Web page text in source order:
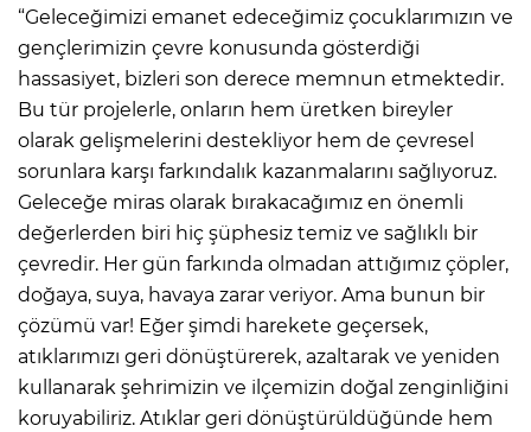
“Geleceğimizi emanet edeceğimiz çocuklarımızın ve
gençlerimizin çevre konusunda gösterdiği
hassasiyet, bizleri son derece memnun etmektedir.
Bu tür projelerle, onların hem üretken bireyler
olarak gelişmelerini destekliyor hem de çevresel
sorunlara karşı farkındalık kazanmalarını sağlıyoruz.
Geleceğe miras olarak bırakacağımız en önemli
değerlerden biri hiç şüphesiz temiz ve sağlıklı bir
çevredir. Her gün farkında olmadan attığımız çöpler,
doğaya, suya, havaya zarar veriyor. Ama bunun bir
çözümü var! Eğer şimdi harekete geçersek,
atıklarımızı geri dönüştürerek, azaltarak ve yeniden
kullanarak şehrimizin ve ilçemizin doğal zenginliğini
koruyabiliriz. Atıklar geri dönüştürüldüğünde hem